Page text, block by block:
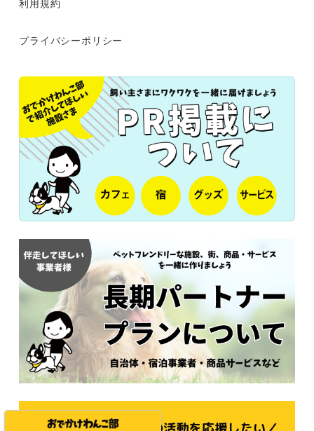
プライバシーポリシー